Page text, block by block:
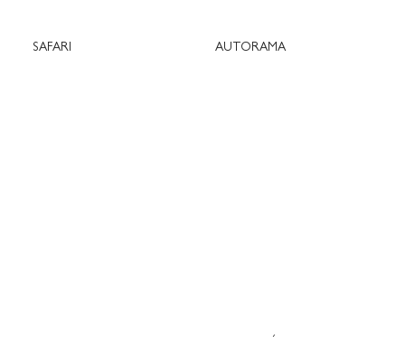
SAFARI AUTORAMA